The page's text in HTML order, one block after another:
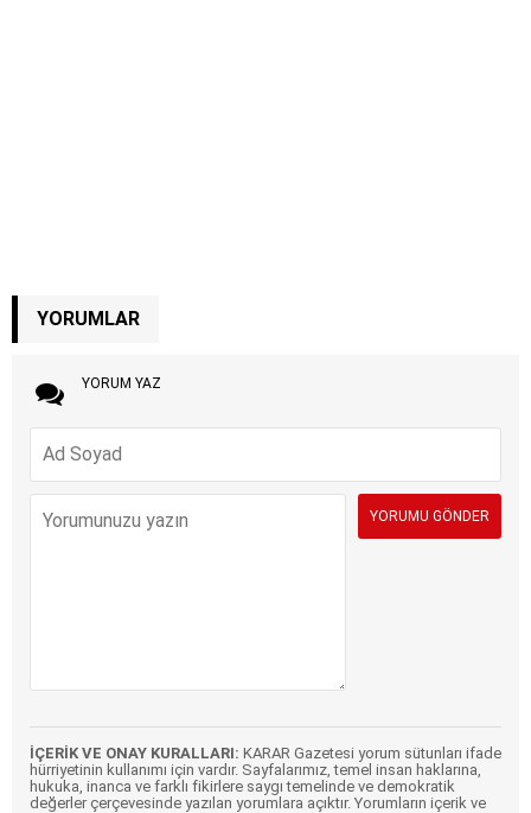
YORUMLAR
YORUM YAZ
İÇERİK VE ONAY KURALLARI: KARAR Gazetesi yorum sütunları ifade
hürriyetinin kullanımı için vardır. Sayfalarımız, temel insan haklarına,
hukuka, inanca ve farklı fikirlere saygı temelinde ve demokratik
değerler çerçevesinde yazılan yorumlara açıktır. Yorumların içerik ve